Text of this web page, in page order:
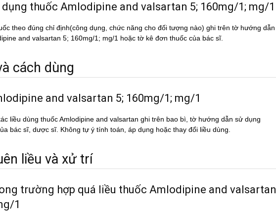
thuốc Amlodipine and valsartan 5; 160mg/1; mg/1
theo đúng chỉ định(công dụng, chức năng cho đối tượng nào) ghi trên tờ hướng dẫn
and valsartan 5; 160mg/1; mg/1 hoặc tờ kê đơn thuốc của bác sĩ.
cách dùng
and valsartan 5; 160mg/1; mg/1
liều dùng thuốc Amlodipine and valsartan ghi trên bao bì, tờ hướng dẫn sử dụng
bác sĩ, dược sĩ. Không tự ý tính toán, áp dụng hoặc thay đổi liều dùng.
liều và xử trí
trường hợp quá liều thuốc Amlodipine and valsartan
1